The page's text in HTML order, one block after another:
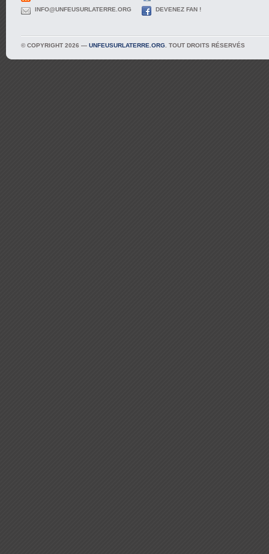
INFO@UNFEUSURLATERRE.ORG DEVENEZ FAN !
© COPYRIGHT 2026 — UNFEUSURLATERRE.ORG . TOUT DROITS RÉSERVÉS